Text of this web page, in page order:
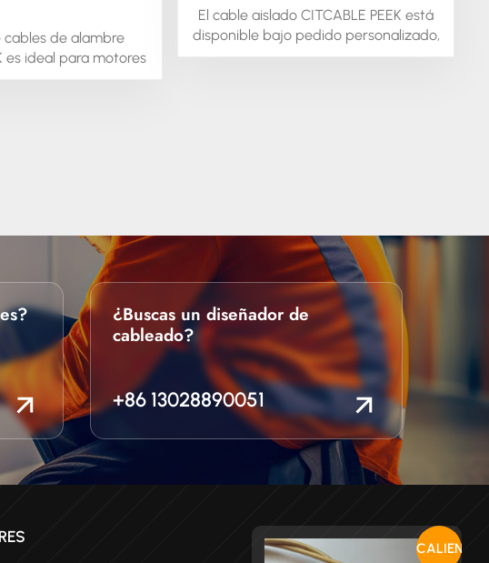
cables de alambre
es ideal para motores
generadores,
El cable aislado CITCABLE PEEK está
disponible bajo pedido personalizado,
tanto en estado cristalino como
¿Buscas un diseñador de
cableado?
+86 13028890051
CALIENTE